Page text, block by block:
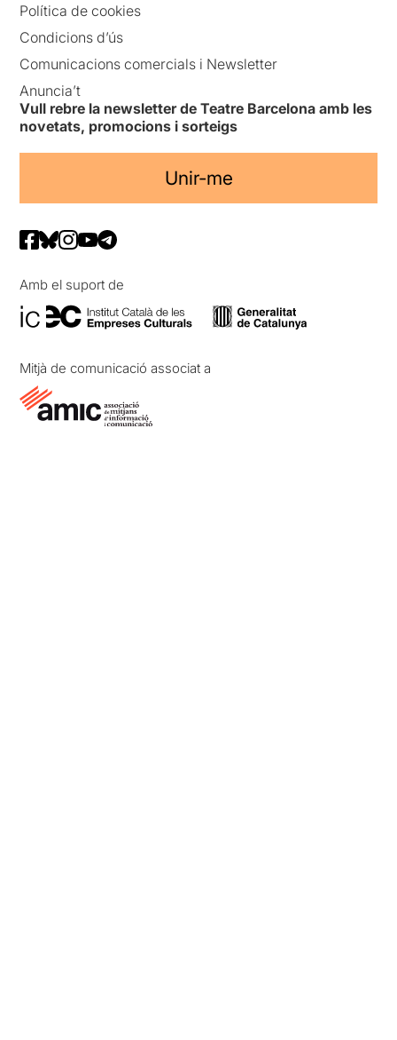
Política de cookies
Condicions d’ús
Comunicacions comercials i Newsletter
Anuncia’t
Vull rebre la newsletter de Teatre Barcelona amb les
novetats, promocions i sorteigs
Unir-me
Amb el suport de
Mitjà de comunicació associat a